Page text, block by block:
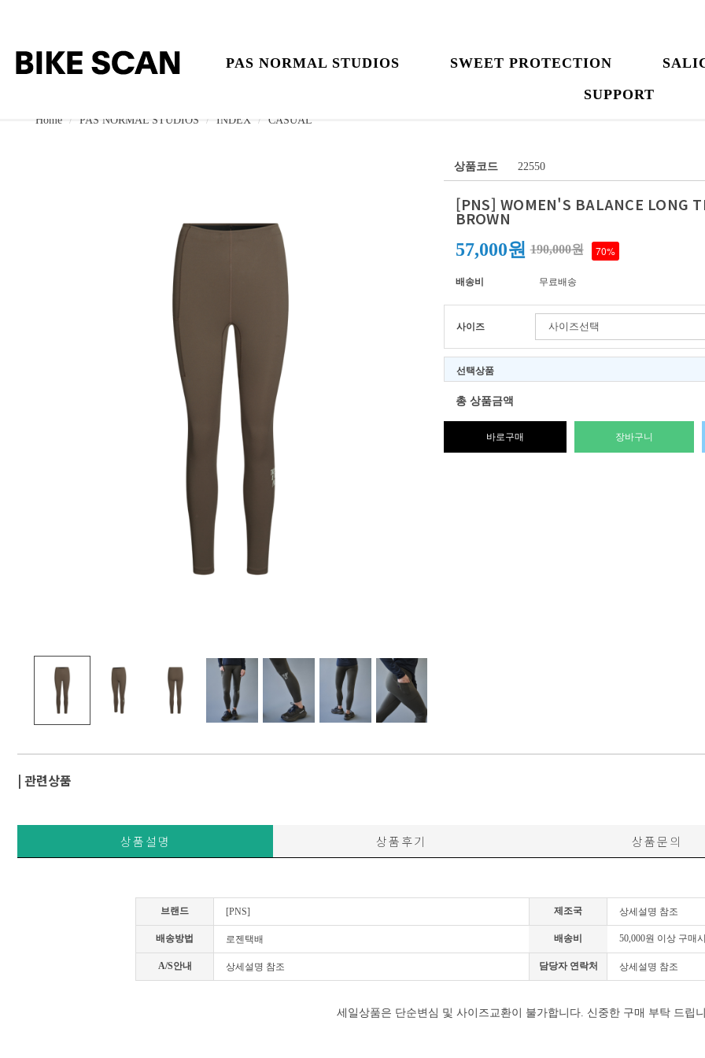
PAS NORMAL STUDIOS SWEET PROTECTION
SUPPORT
Home PAS NORMAL STUDIOS INDEX CASUAL
상품코드 22550
[PNS] WOMEN'S BALANCE LONG
BROWN
57,000원 190,000원 70%
배송비 무료배송
사이즈
선택상품
총 상품금액
바로구매 장바구니
| 관련상품
상품설명 상품후기 상품문의
브랜드 [PNS] 제조국 상세설명 참조
배송방법 로젠택배 배송비 50,000원 이상 구매시
A/S안내 상세설명 참조 담당자 연락처 상세설명 참조
세일상품은 단순변심 및 사이즈교환이 불가합니다. 신중한 구매 부탁 드립